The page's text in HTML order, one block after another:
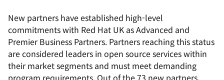
New partners have established high-level
commitments with Red Hat UK as Advanced and
Premier Business Partners. Partners reaching this status
are considered leaders in open source services within
their market segments and must meet demanding
program requirements. Out of the 73 new partners,